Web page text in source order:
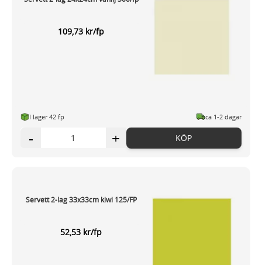
109,73 kr/fp
I lager 42 fp ca 1-2 dagar
- + KÖP
Servett 2-lag 33x33cm kiwi 125/FP
52,53 kr/fp